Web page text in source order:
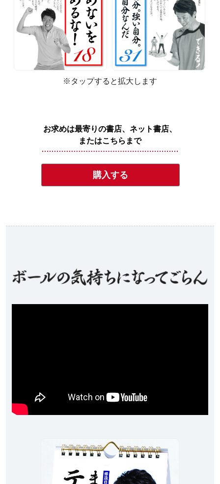
※タップすると拡大します
お求めは最寄りの書店、ネット書店、
またはこちらまで
購入する